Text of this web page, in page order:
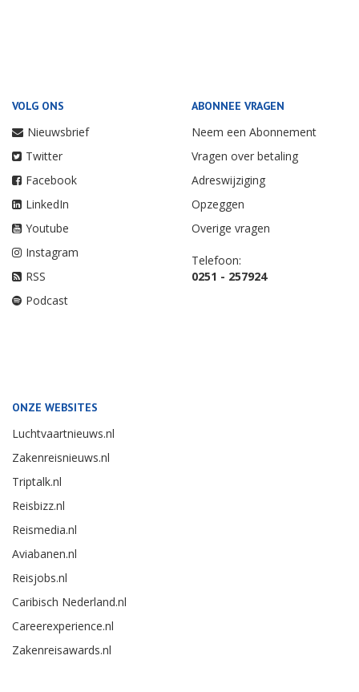
VOLG ONS
Nieuwsbrief
Twitter
Facebook
LinkedIn
Youtube
Instagram
RSS
Podcast
ABONNEE VRAGEN
Neem een Abonnement
Vragen over betaling
Adreswijziging
Opzeggen
Overige vragen
Telefoon:
0251 - 257924
ONZE WEBSITES
Luchtvaartnieuws.nl
Zakenreisnieuws.nl
Triptalk.nl
Reisbizz.nl
Reismedia.nl
Aviabanen.nl
Reisjobs.nl
Caribisch Nederland.nl
Careerexperience.nl
Zakenreisawards.nl